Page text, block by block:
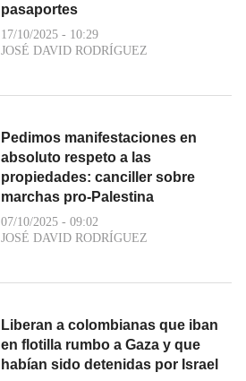
pasaportes
17/10/2025 - 10:29
JOSÉ DAVID RODRÍGUEZ
Pedimos manifestaciones en
absoluto respeto a las
propiedades: canciller sobre
marchas pro-Palestina
07/10/2025 - 09:02
JOSÉ DAVID RODRÍGUEZ
Liberan a colombianas que iban
en flotilla rumbo a Gaza y que
habían sido detenidas por Israel